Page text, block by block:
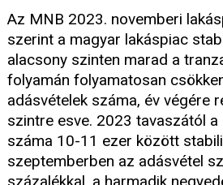
Az MNB 2023. novemberi
szerint a magyar lakáspiac
alacsony szinten marad a
folyamán folyamatosan
adásvételek száma, év végére
szintre esve. 2023 tavaszától
száma 10-11 ezer között
szeptemberben az adásvétel